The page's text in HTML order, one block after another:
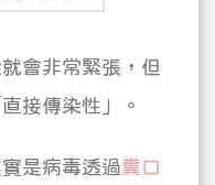
會非常緊張，但
接傳染性」。
是病毒透過糞口